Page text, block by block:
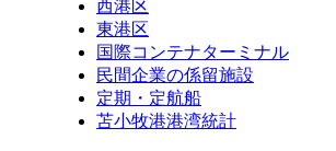
西港区
東港区
国際コンテナターミナル
民間企業の係留施設
定期・定航船
苫小牧港港湾統計